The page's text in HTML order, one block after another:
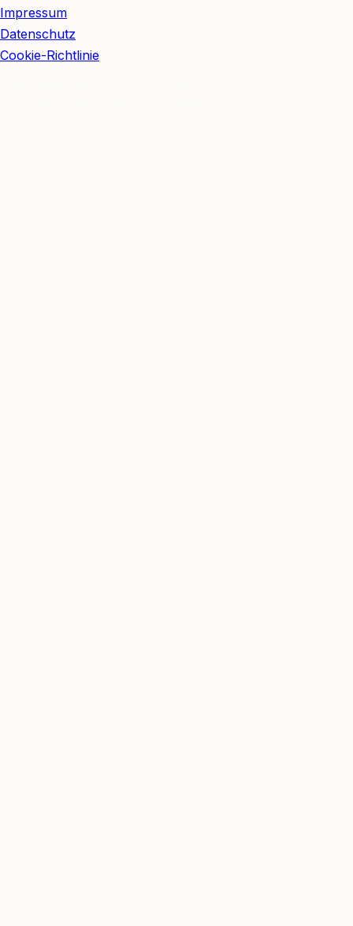
Impressum
Datenschutz
Cookie-Richtlinie